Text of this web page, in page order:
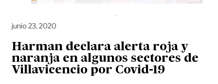
junio 23, 2020
Harman declara alerta roja y
naranja en algunos sectores de
Villavicencio por Covid-19